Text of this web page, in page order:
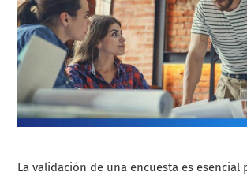
La validación de una encuesta es esencial